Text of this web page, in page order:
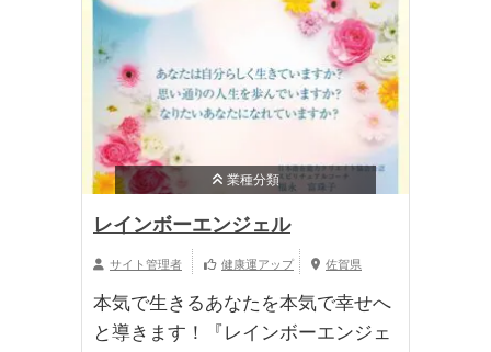
業種分類
レインボーエンジェル
サイト管理者 健康運アップ 佐賀県
本気で生きるあなたを本気で幸せへ
と導きます！『レインボーエンジェ